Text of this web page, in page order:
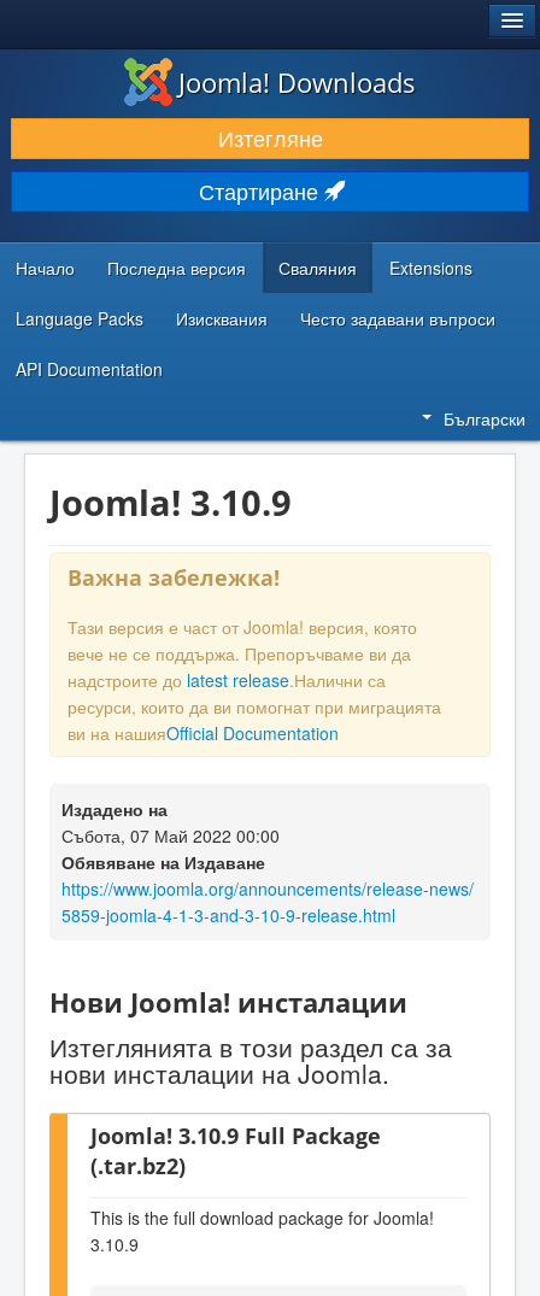
ИЗТЕГЛЯНЕ & РАЗШИРЯВАНЕ
ОТКРИВАЙТЕ & УЧЕТЕ
ОБЩНОСТ & ПОДДРЪЖКА
РЕСУРСИ ЗА РАЗРАБОТКА
Joomla! Downloads
Изтегляне
Стартиране
Начало Последна версия Сваляния Extensions
Language Packs Изисквания Често задавани въпроси
API Documentation
Български
Joomla! 3.10.9
Важна забележка!
Тази версия е част от Joomla! версия, която
вече не се поддържа. Препоръчваме ви да
надстроите до latest release.Налични са
ресурси, които да ви помогнат при миграцията
ви на нашияOfficial Documentation
Издадено на
Събота, 07 Май 2022 00:00
Обявяване на Издаване
https://www.joomla.org/announcements/release-news/
5859-joomla-4-1-3-and-3-10-9-release.html
Нови Joomla! инсталации
Изтеглянията в този раздел са за
нови инсталации на Joomla.
Joomla! 3.10.9 Full Package
(.tar.bz2)
This is the full download package for Joomla!
3.10.9